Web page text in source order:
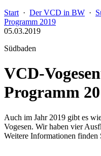
Start · Der VCD in BW ·
Programm 2019
05.03.2019
Südbaden
VCD-
Programm
Auch im Jahr 2019 gibt es
Vogesen. Wir haben vier
Weitere Informationen finden